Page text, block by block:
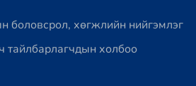
боловсрол, хөгжлийн нийгэмлэг
тайлбарлагчдын холбоо